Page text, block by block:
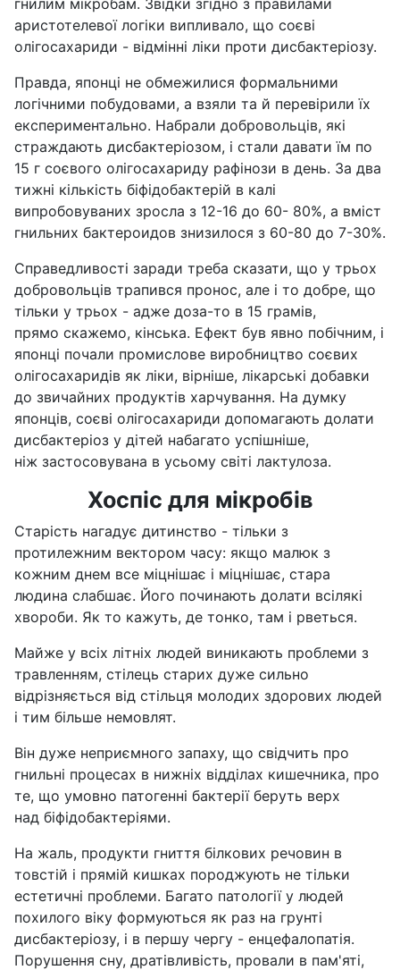
гнилим мікробам. Звідки згідно з правилами
аристотелевої логіки випливало, що соєві
олігосахариди - відмінні ліки проти дисбактеріозу.
Правда, японці не обмежилися формальними
логічними побудовами, а взяли та й перевірили їх
експериментально. Набрали добровольців, які
страждають дисбактеріозом, і стали давати їм по
15 г соєвого олігосахариду рафінози в день. За два
тижні кількість біфідобактерій в калі
випробовуваних зросла з 12-16 до 60- 80%, а вміст
гнильних бактероидов знизилося з 60-80 до 7-30%.
Справедливості заради треба сказати, що у трьох
добровольців трапився пронос, але і то добре, що
тільки у трьох - адже доза-то в 15 грамів,
прямо скажемо, кінська. Ефект був явно побічним, і
японці почали промислове виробництво соєвих
олігосахаридів як ліки, вірніше, лікарські добавки
до звичайних продуктів харчування. На думку
японців, соєві олігосахариди допомагають долати
дисбактеріоз у дітей набагато успішніше,
ніж застосовувана в усьому світі лактулоза.
Хоспіс для мікробів
Старість нагадує дитинство - тільки з
протилежним вектором часу: якщо малюк з
кожним днем все міцнішає і міцнішає, стара
людина слабшає. Його починають долати всілякі
хвороби. Як то кажуть, де тонко, там і рветься.
Майже у всіх літніх людей виникають проблеми з
травленням, стілець старих дуже сильно
відрізняється від стільця молодих здорових людей
і тим більше немовлят.
Він дуже неприємного запаху, що свідчить про
гнильні процесах в нижніх відділах кишечника, про
те, що умовно патогенні бактерії беруть верх
над біфідобактеріями.
На жаль, продукти гниття білкових речовин в
товстій і прямій кишках породжують не тільки
естетичні проблеми. Багато патології у людей
похилого віку формуються як раз на грунті
дисбактеріозу, і в першу чергу - енцефалопатія.
Порушення сну, дратівливість, провали в пам'яті,